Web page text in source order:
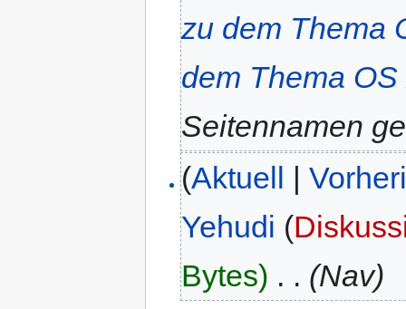
zu dem Thema
dem Thema
Seitennamen
(Aktuell |
Yehudi (
Bytes) . . (Nav)